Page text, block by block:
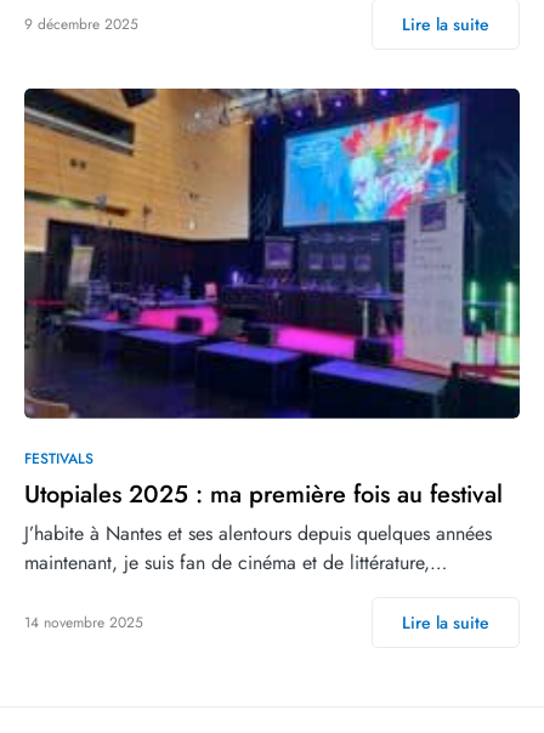
9 décembre 2025 Lire la suite
FESTIVALS
Utopiales 2025 : ma première fois au festival
J’habite à Nantes et ses alentours depuis quelques années
maintenant, je suis fan de cinéma et de littérature,…
14 novembre 2025 Lire la suite